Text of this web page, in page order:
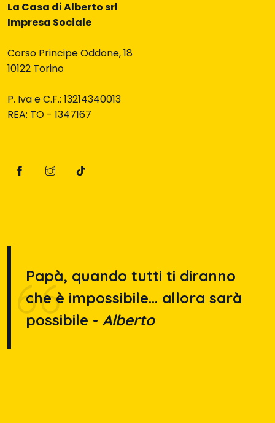
La Casa di Alberto srl
Impresa Sociale
Corso Principe Oddone, 18
10122 Torino
P. Iva e C.F.: 13214340013
REA: TO - 1347167
Papà, quando tutti ti diranno
che è impossibile… allora sarà
possibile - Alberto